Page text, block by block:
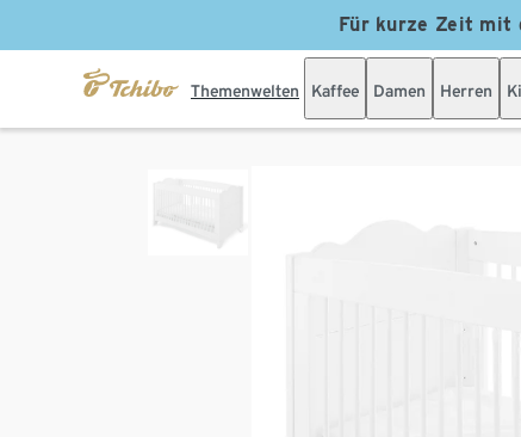
Für kurze Zeit mit
Themenwelten Kaffee Damen Herren